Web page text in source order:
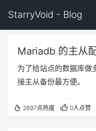
StarryVoid - Blog
Mariadb 的主从
为了给站点的数据库做
接主从备份最方便。
2697点热度 0人点赞